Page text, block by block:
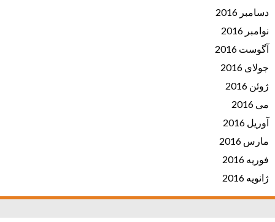
دسامبر 2016
نوامبر 2016
آگوست 2016
جولای 2016
ژوئن 2016
می 2016
آوریل 2016
مارس 2016
فوریه 2016
ژانویه 2016